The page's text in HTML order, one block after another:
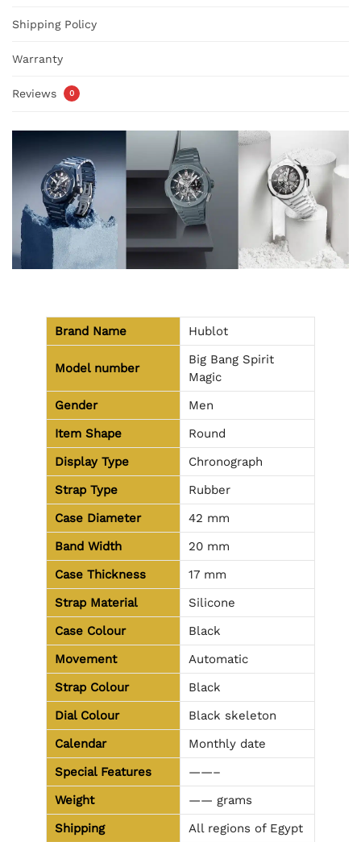
Shipping Policy
Warranty
Reviews 0
Brand Name Hublot
Model number
Big Bang Spirit
Magic
Gender
Men
Item Shape
Round
Display Type
Chronograph
Strap Type
Rubber
Case Diameter
42 mm
Band Width
20 mm
Case Thickness
17 mm
Strap Material
Silicone
Case Colour
Black
Movement
Automatic
Strap Colour
Black
Dial Colour
Black skeleton
Calendar
Monthly date
Special Features
——–
Weight
—— grams
Shipping
All regions of Egypt